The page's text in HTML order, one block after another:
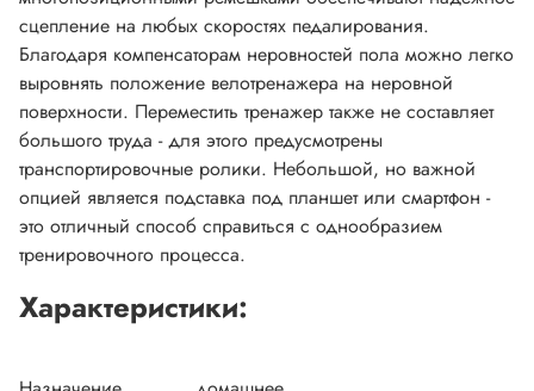
сцепление на любых скоростях педалирования.
Благодаря компенсаторам неровностей пола можно легко
выровнять положение велотренажера на неровной
поверхности. Переместить тренажер также не составляет
большого труда - для этого предусмотрены
транспортировочные ролики. Небольшой, но важной
опцией является подставка под планшет или смартфон -
это отличный способ справиться с однообразием
тренировочного процесса.
Характеристики: